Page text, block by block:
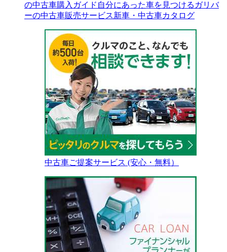
の中古車購入ガイド 自分にあった車を見つける ガリバ
ーの中古車販売サービス新車・中古車カタログ
中古車ご提案サービス (安心・無料）